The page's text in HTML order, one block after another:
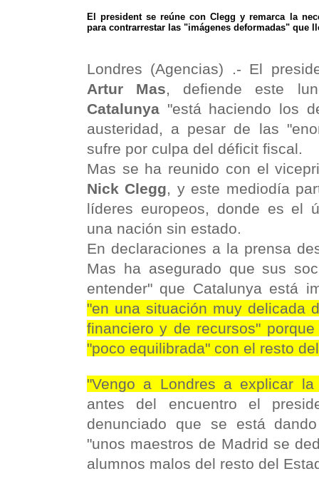
El president se reúne con Clegg y remarca la
para contrarrestar las "imágenes deformadas" que
Londres (Agencias) .- El
Artur Mas, defiende este
Catalunya "está haciendo los
austeridad, a pesar de las
sufre por culpa del déficit fiscal.
Mas se ha reunido con el
Nick Clegg, y este mediodía
líderes europeos, donde es el
una nación sin estado.
En declaraciones a la prensa
Mas ha asegurado que sus
entender" que Catalunya está
"en una situación muy delicada
financiero y de recursos"
"poco equilibrada" con el resto
"Vengo a Londres a explicar la
antes del encuentro el
denunciado que se está
"unos maestros de Madrid se
alumnos malos del resto del